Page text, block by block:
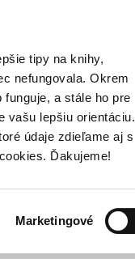
tipy na knihy,
nefungovala. Okrem
a stále ho pre
vašu lepšiu orientáciu.
údaje zdieľame aj s
Ďakujeme!
Marketingové